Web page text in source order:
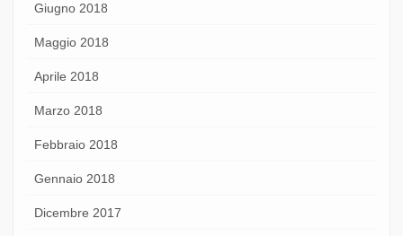
Giugno 2018
Maggio 2018
Aprile 2018
Marzo 2018
Febbraio 2018
Gennaio 2018
Dicembre 2017